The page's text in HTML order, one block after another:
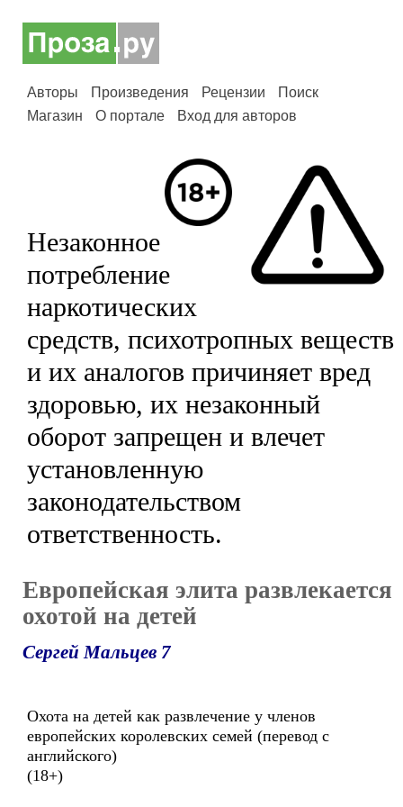
Авторы Произведения Рецензии
Поиск
Магазин
О портале Вход для авторов
Незаконное
потребление
наркотических
средств, психотропных веществ
и их аналогов причиняет вред
здоровью, их незаконный
оборот запрещен и влечет
установленную
законодательством
ответственность.
Европейская элита развлекается
охотой на детей
Сергей Мальцев 7
Охота на детей как развлечение у членов
европейских королевских семей (перевод с
английского)
(18+)